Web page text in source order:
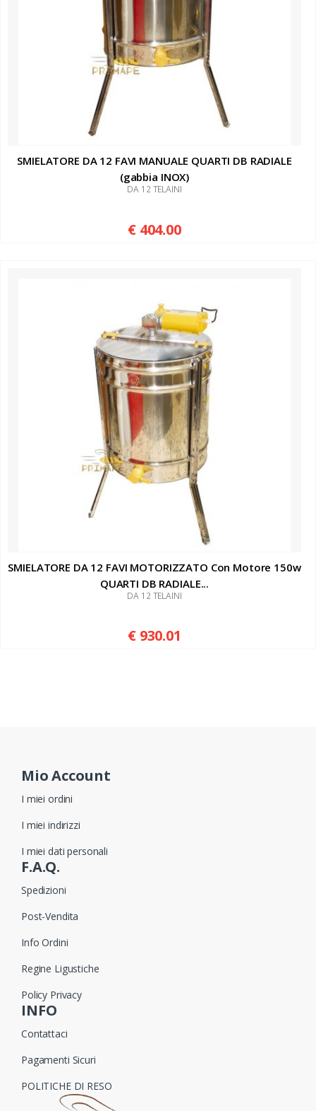
SMIELATORE DA 12 FAVI MANUALE QUARTI DB RADIALE
(gabbia INOX)
DA 12 TELAINI
€ 404.00
SMIELATORE DA 12 FAVI MOTORIZZATO Con Motore 150w
QUARTI DB RADIALE...
DA 12 TELAINI
€ 930.01
Mio Account
I miei ordini
I miei indirizzi
I miei dati personali
F.A.Q.
Spedizioni
Post-Vendita
Info Ordini
Regine Ligustiche
Policy Privacy
INFO
Contattaci
Pagamenti Sicuri
POLITICHE DI RESO